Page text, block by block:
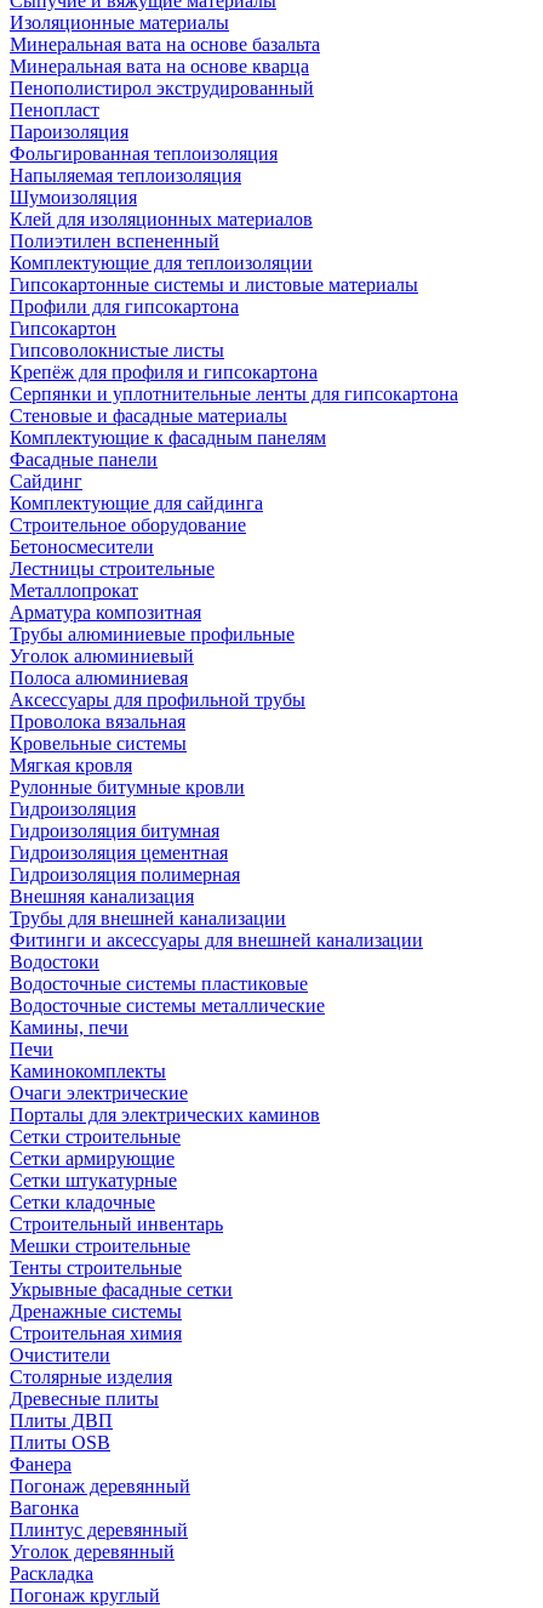
Изоляционные материалы
Минеральная вата на основе базальта
Минеральная вата на основе кварца
Пенополистирол экструдированный
Пенопласт
Пароизоляция
Фольгированная теплоизоляция
Напыляемая теплоизоляция
Шумоизоляция
Клей для изоляционных материалов
Полиэтилен вспененный
Комплектующие для теплоизоляции
Гипсокартонные системы и листовые материалы
Профили для гипсокартона
Гипсокартон
Гипсоволокнистые листы
Крепёж для профиля и гипсокартона
Серпянки и уплотнительные ленты для гипсокартона
Стеновые и фасадные материалы
Комплектующие к фасадным панелям
Фасадные панели
Сайдинг
Комплектующие для сайдинга
Строительное оборудование
Бетоносмесители
Лестницы строительные
Металлопрокат
Арматура композитная
Трубы алюминиевые профильные
Уголок алюминиевый
Полоса алюминиевая
Аксессуары для профильной трубы
Проволока вязальная
Кровельные системы
Мягкая кровля
Рулонные битумные кровли
Гидроизоляция
Гидроизоляция битумная
Гидроизоляция цементная
Гидроизоляция полимерная
Внешняя канализация
Трубы для внешней канализации
Фитинги и аксессуары для внешней канализации
Водостоки
Водосточные системы пластиковые
Водосточные системы металлические
Камины, печи
Печи
Каминокомплекты
Очаги электрические
Порталы для электрических каминов
Сетки строительные
Сетки армирующие
Сетки штукатурные
Сетки кладочные
Строительный инвентарь
Мешки строительные
Тенты строительные
Укрывные фасадные сетки
Дренажные системы
Строительная химия
Очистители
Столярные изделия
Древесные плиты
Плиты ДВП
Плиты OSB
Фанера
Погонаж деревянный
Вагонка
Плинтус деревянный
Уголок деревянный
Раскладка
Погонаж круглый